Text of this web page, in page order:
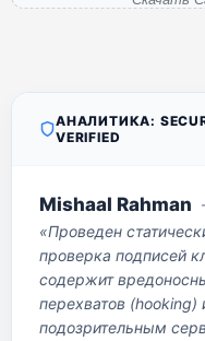
АНАЛИТИКА:
VERIFIED
Mishaal Rahman
«Проведен
проверка подписей
содержит
перехватов
подозрительным